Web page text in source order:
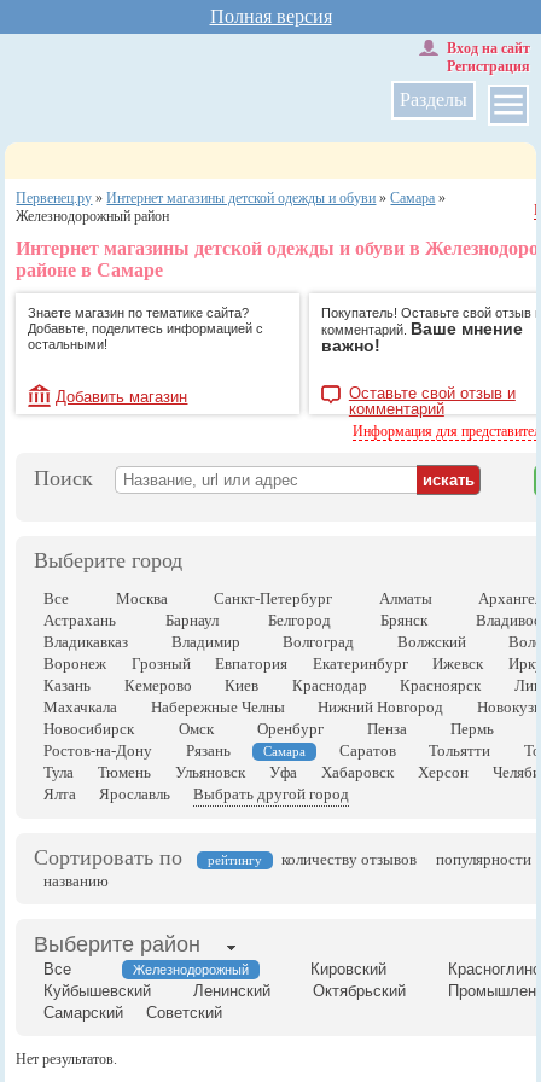
Полная версия
Разделы
Вход на сайт
Регистрация
Первенец.ру »Интернет магазины детской одежды и обуви »Самара »
Железнодорожный район
Интернет магазины детской одежды и обуви в
районе в Самаре
Знаете магазин по тематике сайта?
Добавьте, поделитесь информацией с
остальными!
Добавить магазин
Покупатель! Оставьте свой отзыв и
комментарий. Ваше мнение
важно!
Оставьте свой отзыв и
комментарий
Информация для
Поиск
Выберите город
Все Москва Санкт-Петербург Алматы
Астрахань
Барнаул Белгород Брянск
Владикавказ
Владимир Волгоград Волжский
Воронеж
Грозный Евпатория Екатеринбург Ижевск
Казань
Кемерово Киев Краснодар Красноярск
Махачкала
Набережные Челны Нижний Новгород
Новосибирск
Омск Оренбург Пенза Пермь
Ростов-на-Дону
Рязань Самара Саратов Тольятти
Тула
Тюмень Ульяновск Уфа Хабаровск Херсон
Ялта
Ярославль Выбрать другой город
Сортировать по рейтингу количеству отзывов
популярности
названию
Выберите район
Все Железнодорожный Кировский
Куйбышевский
Ленинский Октябрьский
Самарский
Советский
Нет результатов.